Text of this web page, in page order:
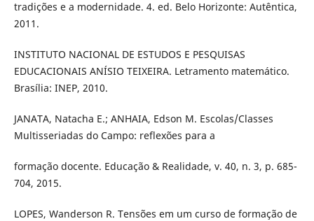
tradições e a modernidade. 4. ed. Belo Horizonte: Autêntica,
2011.
INSTITUTO NACIONAL DE ESTUDOS E PESQUISAS
EDUCACIONAIS ANÍSIO TEIXEIRA. Letramento matemático.
Brasília: INEP, 2010.
JANATA, Natacha E.; ANHAIA, Edson M. Escolas/Classes
Multisseriadas do Campo: reflexões para a
formação docente. Educação & Realidade, v. 40, n. 3, p. 685-
704, 2015.
LOPES, Wanderson R. Tensões em um curso de formação de